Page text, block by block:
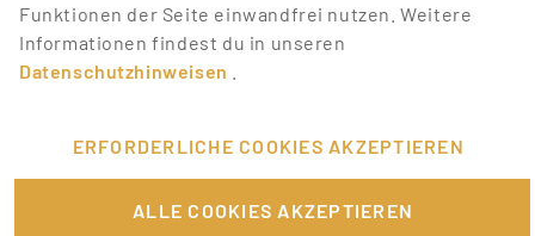
JOB-ALERT ERSTELLEN
Funktionen der Seite einwandfrei nutzen. Weitere
Informationen findest du in unseren
Datenschutzhinweisen
ERFORDERLICHE COOKIES AKZEPTIEREN
ALLE COOKIES AKZEPTIEREN